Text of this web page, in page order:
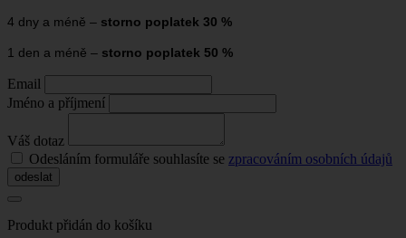
4 dny a méně – storno poplatek 30 %
1 den a méně – storno poplatek 50 %
Email
Jméno a příjmení
Váš dotaz
Odesláním formuláře souhlasíte se zpracováním osobních údajů
odeslat
Produkt přidán do košíku